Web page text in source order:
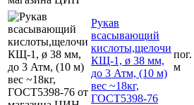
Рукав
всасывающий
кислоты,щелочи
КЩ-1, ø 38 мм,
до 3 Атм, (10 м)
вес ~18кг,
ГОСТ5398-76
пог.
м